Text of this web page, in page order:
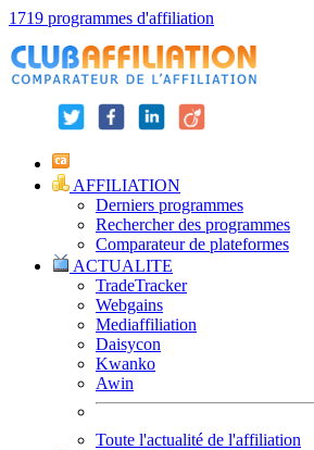
1719 programmes d'affiliation
AFFILIATION
Derniers programmes
Rechercher des programmes
Comparateur de plateformes
ACTUALITE
TradeTracker
Webgains
Mediaffiliation
Daisycon
Kwanko
Awin
Toute l'actualité de l'affiliation